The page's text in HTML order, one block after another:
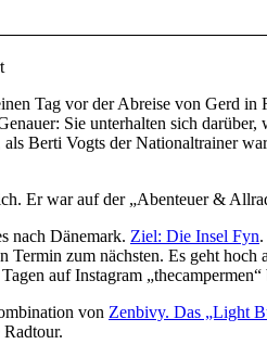
Tag vor der Abreise von Gerd
Sie unterhalten sich
Berti Vogts der Nationaltrainer
Er war auf der „Abenteuer &
nach Dänemark. Ziel: Die Insel Fyn
Termin zum nächsten. Es geht
auf Instagram „thecampermen“
von Zenbivy. Das „Light